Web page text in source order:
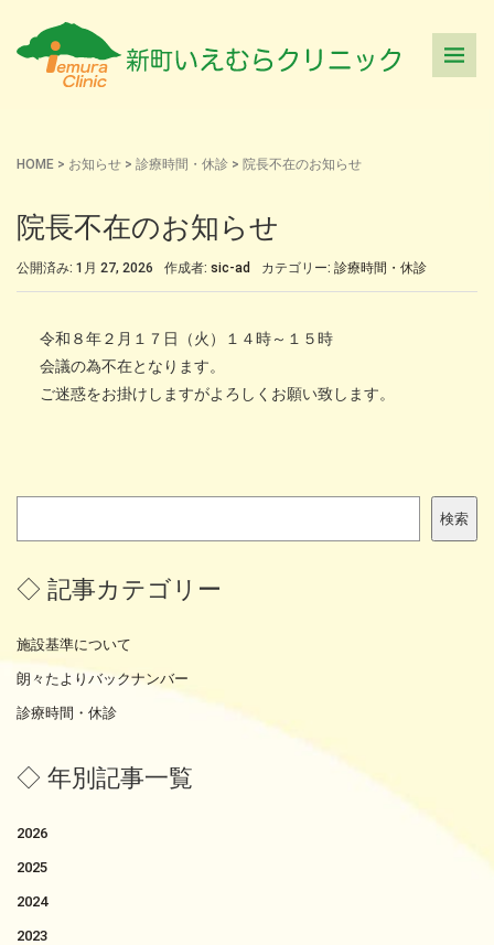
HOME > お知らせ > 診療時間・休診 > 院長不在のお知らせ
院長不在のお知らせ
公開済み: 1月 27, 2026 作成者: sic-ad カテゴリー: 診療時間・休診
令和８年２月１７日（火）１４時～１５時
会議の為不在となります。
ご迷惑をお掛けしますがよろしくお願い致します。
検索
◇ 記事カテゴリー
施設基準について
朗々たよりバックナンバー
診療時間・休診
◇ 年別記事一覧
2026
2025
2024
2023